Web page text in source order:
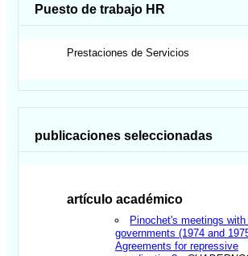
Puesto de trabajo HR
Prestaciones de Servicios
publicaciones seleccionadas
artículo académico
Pinochet's meetings
governments (1974 and
Agreements for repressive